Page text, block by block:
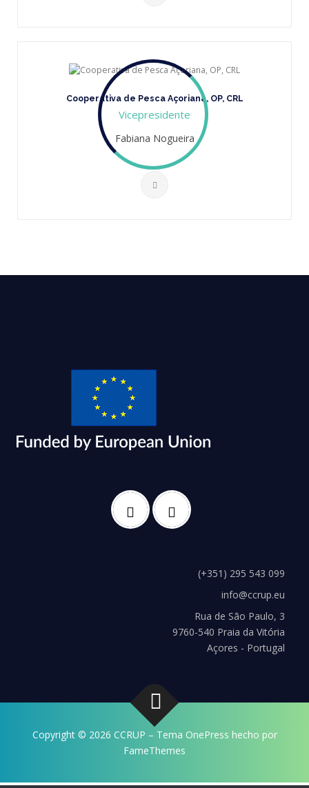
Cooperativa de Pesca Açoriana, OP, CRL
Vicepresidente
Fabiana Nogueira
(+351) 295 543 099
info@ccrup.eu
Rua de São Paulo, 3
9760-540 Praia da Vitória
Açores - Portugal
Copyright © 2026 CCRUP – Tema OnePress hecho por
FameThemes